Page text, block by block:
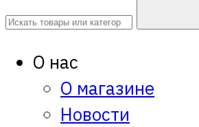
О нас
О магазине
Новости